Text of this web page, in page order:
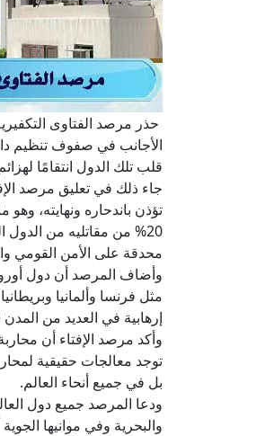
حذر مرصد الفتاوى
الأجانب في صفوف تنظيم
قلب تلك الدول انتقامًا
جاء ذلك في تعليق مرصد
تؤذن باندحاره ونهايته،
20% من مقاتليه من الدول
محدقة على الأمن القومي
وأضاف المرصد أن دول
مثل فرنسا وألمانيا
إرهابية في العديد من المدن
وأكد مرصد الإفتاء أن
توجد معالجات حقيقية
بل في جميع أنحاء العالم.
ودعا المرصد جميع دول
والبحرية وفي موانيها